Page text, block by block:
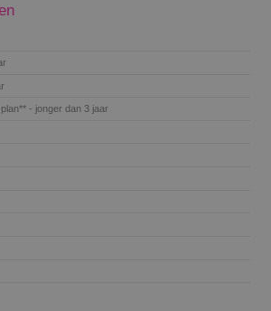
- jonger dan 3 jaar